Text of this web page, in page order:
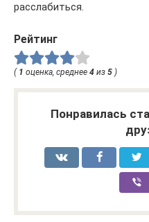
расслабиться.
Рейтинг
( 1 оценка, среднее 4 из 5 )
Понравилась